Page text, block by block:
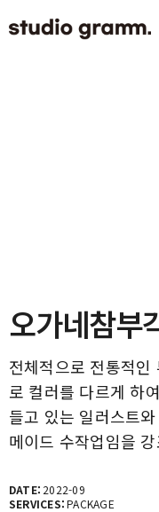
오가네참부
전체적으로 전통적
로 컬러를 다르게 하
들고 있는 일러스트
메이드 수작업임을
DATE: 2022-09
SERVICES:PACKAGE